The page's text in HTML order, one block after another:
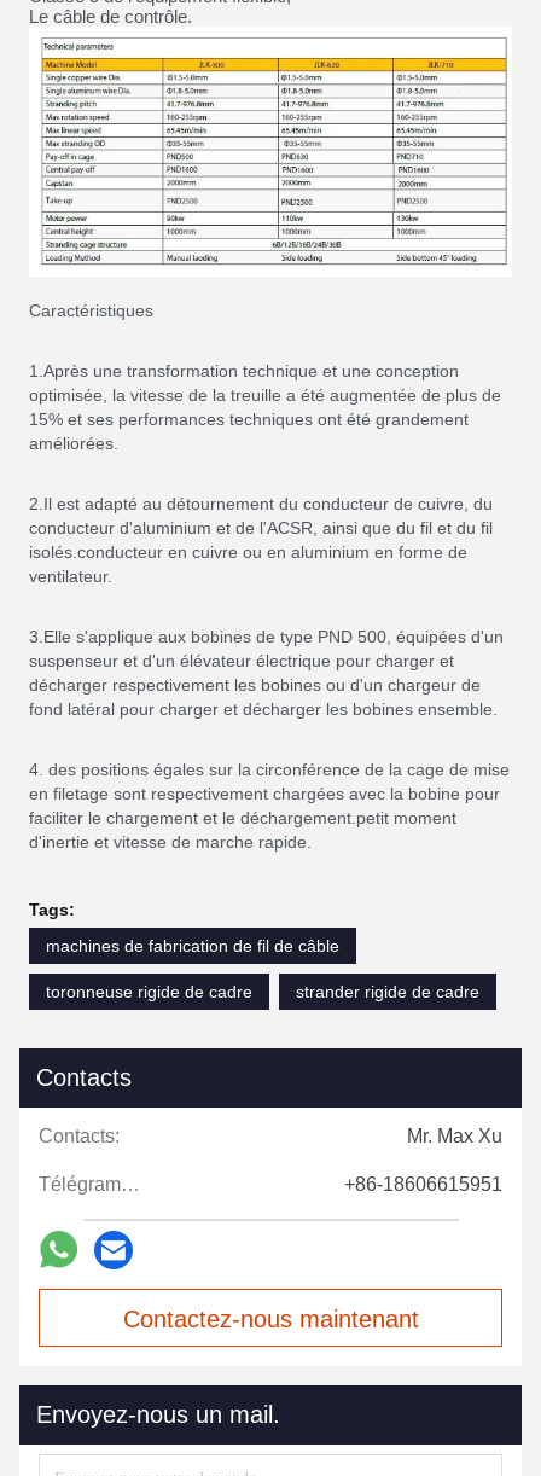
Le câble de contrôle.
Caractéristiques
1.Après une transformation technique et une conception
optimisée, la vitesse de la treuille a été augmentée de plus de
15% et ses performances techniques ont été grandement
améliorées.
2.Il est adapté au détournement du conducteur de cuivre, du
conducteur d'aluminium et de l'ACSR, ainsi que du fil et du fil
isolés.conducteur en cuivre ou en aluminium en forme de
ventilateur.
3.Elle s'applique aux bobines de type PND 500, équipées d'un
suspenseur et d'un élévateur électrique pour charger et
décharger respectivement les bobines ou d'un chargeur de
fond latéral pour charger et décharger les bobines ensemble.
4. des positions égales sur la circonférence de la cage de mise
en filetage sont respectivement chargées avec la bobine pour
faciliter le chargement et le déchargement.petit moment
d'inertie et vitesse de marche rapide.
Tags:
machines de fabrication de fil de câble
toronneuse rigide de cadre strander rigide de cadre
Contacts
Contacts: Mr. Max Xu
Télégramme: +86-18606615951
Contactez-nous maintenant
Envoyez-nous un mail.